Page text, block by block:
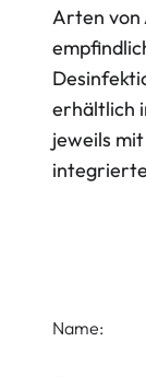
Arten von
erhältlich
jeweils
Name: